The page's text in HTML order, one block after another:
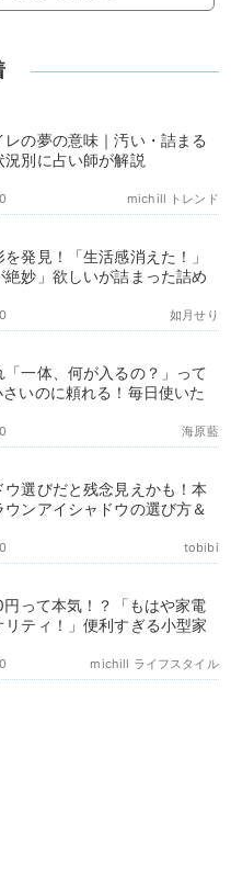
レの夢の意味｜汚い・詰まる
況別に占い師が解説
michill トレンド
発見！「生活感消えた！」
絶妙」欲しいが詰まった詰め
如月せり
「一体、何が入るの？」って
いのに頼れる！毎日使いた
海原藍
ウ選びだと残念見えかも！本
ンアイシャドウの選び方＆
tobibi
って本気！？「もはや家電
リティ！」便利すぎる小型家
michill ライフスタイル